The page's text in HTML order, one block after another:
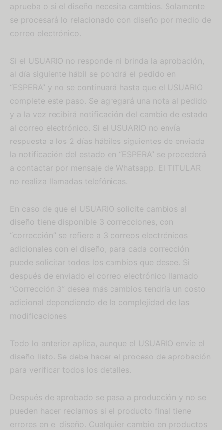
aprueba o si el diseño necesita cambios. Solamente
se procesará lo relacionado con diseño por medio de
correo electrónico.
Si el USUARIO no responde ni brinda la aprobación,
al día siguiente hábil se pondrá el pedido en
“ESPERA” y no se continuará hasta que el USUARIO
complete este paso. Se agregará una nota al pedido
y a la vez recibirá notificación del cambio de estado
al correo electrónico. Si el USUARIO no envía
respuesta a los 2 días hábiles siguientes de enviada
la notificación del estado en “ESPERA” se procederá
a contactar por mensaje de Whatsapp. El TITULAR
no realiza llamadas telefónicas.
En caso de que el USUARIO solicite cambios al
diseño tiene disponible 3 correcciones, con
“corrección” se refiere a 3 correos electrónicos
adicionales con el diseño, para cada corrección
puede solicitar todos los cambios que desee. Si
después de enviado el correo electrónico llamado
“Corrección 3” desea más cambios tendría un costo
adicional dependiendo de la complejidad de las
modificaciones
Todo lo anterior aplica, aunque el USUARIO envíe el
diseño listo. Se debe hacer el proceso de aprobación
para verificar todos los detalles.
Después de aprobado se pasa a producción y no se
pueden hacer reclamos si el producto final tiene
errores en el diseño. Cualquier cambio en productos